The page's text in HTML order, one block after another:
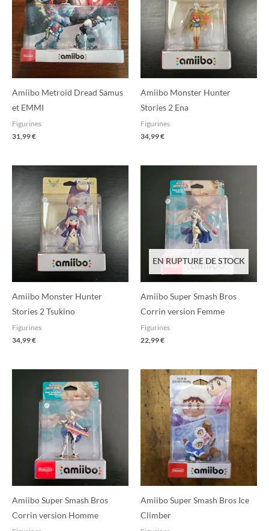
Amiibo Metroid Dread Samus
et EMMI
Figurines
31,99€
Amiibo Monster Hunter
Stories 2 Ena
Figurines
34,99€
Amiibo Monster Hunter
Stories 2 Tsukino
Figurines
34,99€
EN RUPTURE DE STOCK
Amiibo Super Smash Bros
Corrin version Femme
Figurines
22,99€
Amiibo Super Smash Bros
Corrin version Homme
Amiibo Super Smash Bros Ice
Climber